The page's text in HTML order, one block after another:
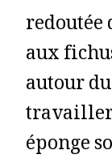
redoutée
aux
autour
éponge